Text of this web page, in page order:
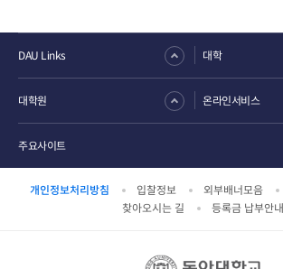
개인정보처리방침 입찰정보 외부배너모음
찾아오시는 길
등록금 납부안내
DAU Links 대학
대학원 온라인서비스
주요사이트